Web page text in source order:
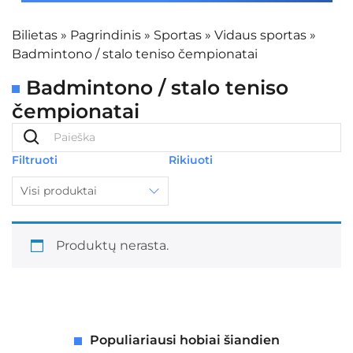
Bilietas » Pagrindinis » Sportas » Vidaus sportas »
Badmintono / stalo teniso čempionatai
Badmintono / stalo teniso
čempionatai
Filtruoti
Visi produktai
Rikiuoti
Produktų nerasta.
Populiariausi hobiai šiandien